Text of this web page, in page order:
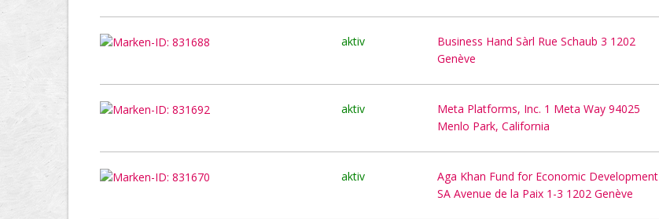
aktiv
Business Hand Sàrl Rue Schaub 3 1202
Genève
aktiv
Meta Platforms, Inc. 1 Meta Way 94025
Menlo Park, California
aktiv
Aga Khan Fund for Economic Development
SA Avenue de la Paix 1-3 1202 Genève